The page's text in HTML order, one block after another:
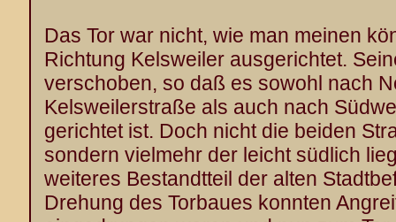
Das Tor war nicht, wie man meinen
Richtung Kelsweiler ausgerichtet.
verschoben, so daß es sowohl nach
Kelsweilerstraße als auch nach
gerichtet ist. Doch nicht die beiden
sondern vielmehr der leicht südlich
weiteres Bestandtteil der alten
Drehung des Torbaues konnten